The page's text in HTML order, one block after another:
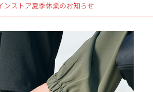
ンストア夏季休業のお知らせ